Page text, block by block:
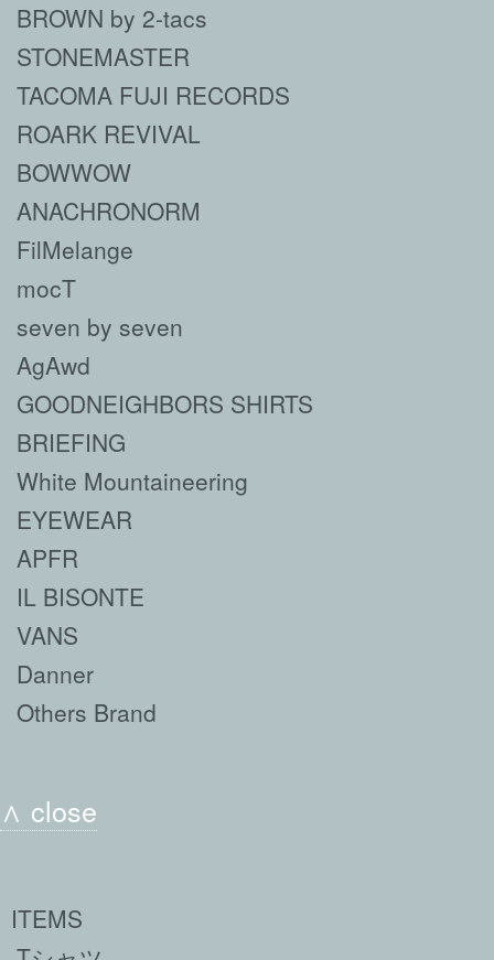
BROWN by 2-tacs
STONEMASTER
TACOMA FUJI RECORDS
ROARK REVIVAL
BOWWOW
ANACHRONORM
FilMelange
mocT
seven by seven
AgAwd
GOODNEIGHBORS SHIRTS
BRIEFING
White Mountaineering
EYEWEAR
APFR
IL BISONTE
VANS
Danner
Others Brand
∧ close
ITEMS